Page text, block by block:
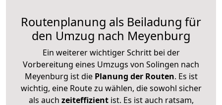
Routenplanung als Beiladung für
den Umzug nach Meyenburg
Ein weiterer wichtiger Schritt bei der
Vorbereitung eines Umzugs von Solingen nach
Meyenburg ist diePlanung der Routen. Es ist
wichtig, eine Route zu wählen, die sowohl sicher
als auch zeiteffizientist. Es ist auch ratsam,